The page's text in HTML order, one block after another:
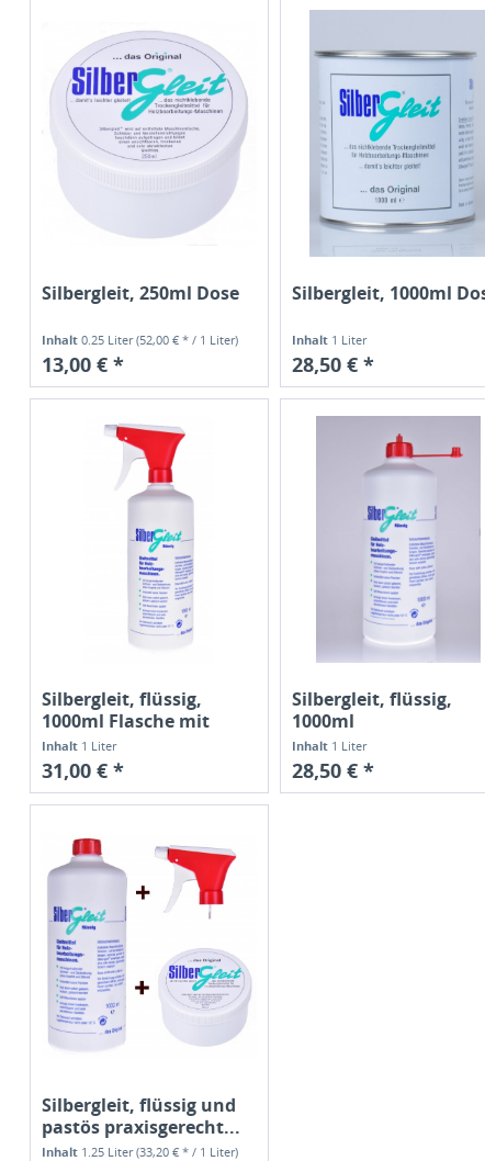
Silbergleit, 250ml Dose
Inhalt 0.25 Liter(52,00 € * / 1 Liter)
13,00 € *
Silbergleit, 1000ml
Inhalt 1 Liter
28,50 € *
Silbergleit, flüssig,
1000ml Flasche mit
Sprühkopf
Inhalt 1 Liter
31,00 € *
Silbergleit, flüssig,
1000ml
Nachfüllflasche...
Inhalt 1 Liter
28,50 € *
Silbergleit, flüssig und
pastös praxisgerecht...
Inhalt 1.25 Liter(33,20 € * / 1 Liter)